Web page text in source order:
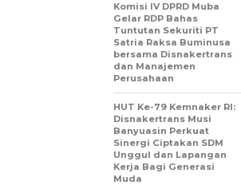
Komisi IV DPRD Muba
Gelar RDP Bahas
Tuntutan Sekuriti PT
Satria Raksa Buminusa
bersama Disnakertrans
dan Manajemen
Perusahaan
HUT Ke-79 Kemnaker RI:
Disnakertrans Musi
Banyuasin Perkuat
Sinergi Ciptakan SDM
Unggul dan Lapangan
Kerja Bagi Generasi
Muda